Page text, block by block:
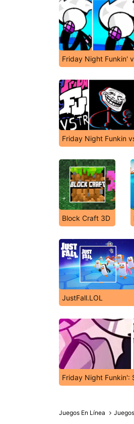
Friday Night Funkin'
Friday Night Funkin
Block Craft 3D
JustFall.LOL
Friday Night Funkin':
Juegos En Línea